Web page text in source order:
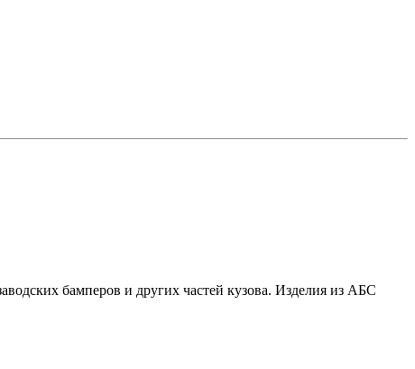
бамперов и других частей кузова. Изделия из АБС